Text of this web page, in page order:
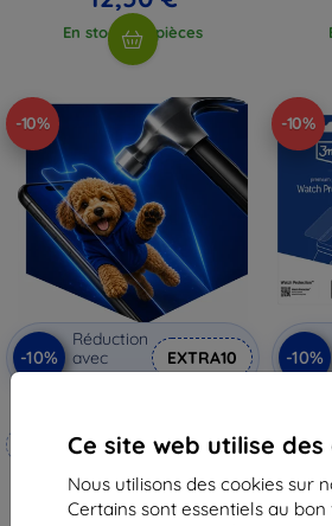
Ce site web utilise des
Nous utilisons des cookies sur
Certains sont essentiels au
En stock > 5 pièces
-10%
-10%
Réduction
avec
coupon
EXTRA10
Fabriqué sur mesure
20,90 €
18,82 €
-10%
-10%
de